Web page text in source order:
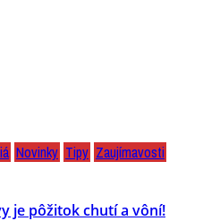
Novinky Tipy Zaujímavosti
je pôžitok chutí a vôní!